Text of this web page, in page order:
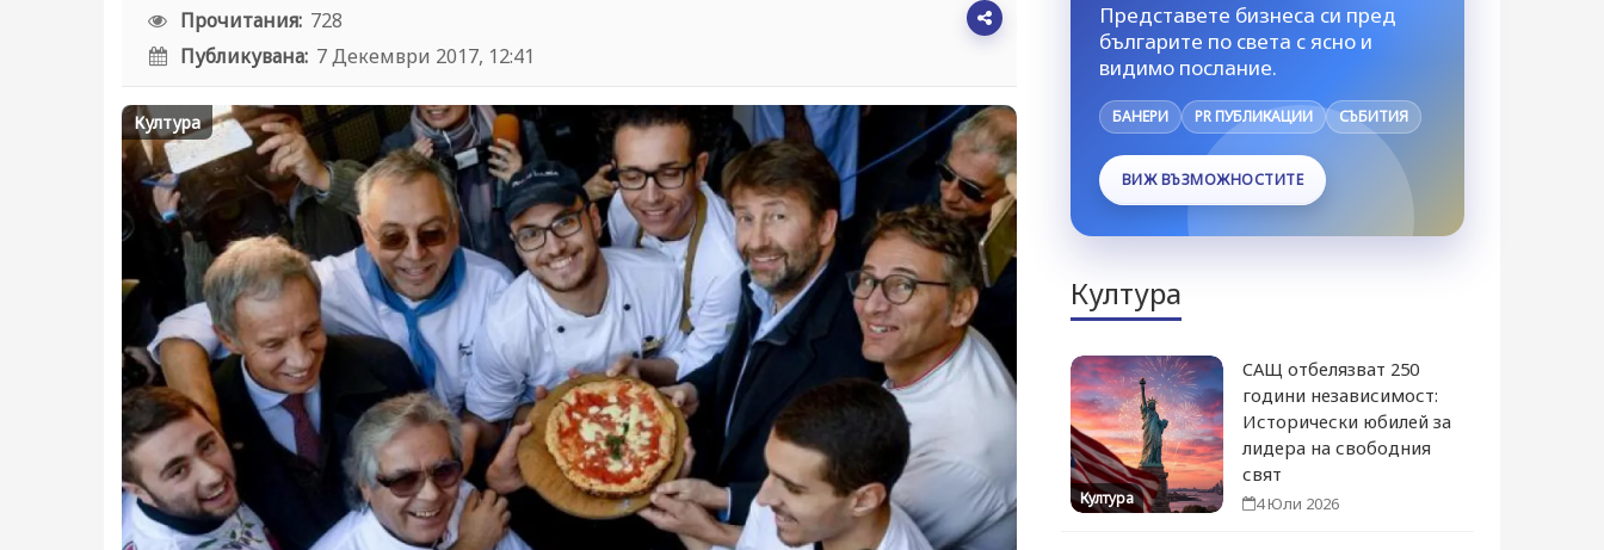
Прочитания: 728
Публикувана: 7 Декември 2017, 12:41
Култура
Представете бизнеса си пред
българите по света с ясно и
видимо послание.
БАНЕРИ PR ПУБЛИКАЦИИ СЪБИТИЯ
ВИЖ ВЪЗМОЖНОСТИТЕ
Култура
Култура
САЩ отбелязват 250
години независимост:
Исторически юбилей за
лидера на свободния
свят
4 Юли 2026